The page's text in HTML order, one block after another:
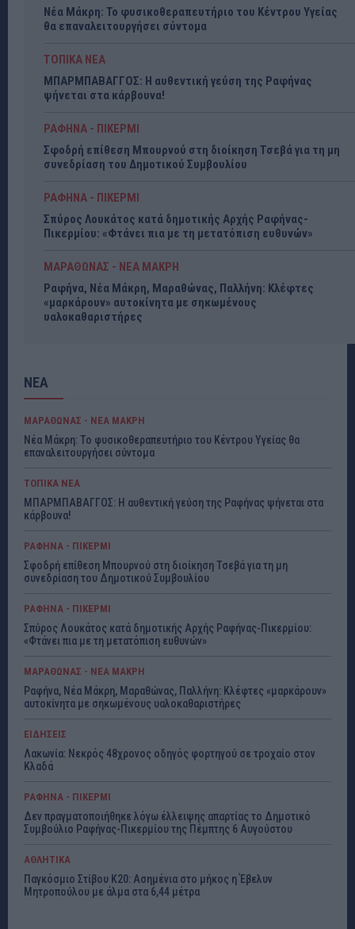
Νέα Μάκρη: Το φυσικοθεραπευτήριο του Κέντρου Υγείας
θα επαναλειτουργήσει σύντομα
ΤΟΠΙΚΑ ΝΕΑ
ΜΠΑΡΜΠΑΒΑΓΓΟΣ: Η αυθεντική γεύση της Ραφήνας
ψήνεται στα κάρβουνα!
ΡΑΦΗΝΑ - ΠΙΚΕΡΜΙ
Σφοδρή επίθεση Μπουρνού στη διοίκηση Τσεβά για τη μη
συνεδρίαση του Δημοτικού Συμβουλίου
ΡΑΦΗΝΑ - ΠΙΚΕΡΜΙ
Σπύρος Λουκάτος κατά δημοτικής Αρχής Ραφήνας-
Πικερμίου: «Φτάνει πια με τη μετατόπιση ευθυνών»
ΜΑΡΑΘΩΝΑΣ - ΝΕΑ ΜΑΚΡΗ
Ραφήνα, Νέα Μάκρη, Μαραθώνας, Παλλήνη: Κλέφτες
«μαρκάρουν» αυτοκίνητα με σηκωμένους
υαλοκαθαριστήρες
ΝΕΑ
ΜΑΡΑΘΩΝΑΣ - ΝΕΑ ΜΑΚΡΗ
Νέα Μάκρη: Το φυσικοθεραπευτήριο του Κέντρου Υγείας θα
επαναλειτουργήσει σύντομα
ΤΟΠΙΚΑ ΝΕΑ
ΜΠΑΡΜΠΑΒΑΓΓΟΣ: Η αυθεντική γεύση της Ραφήνας ψήνεται στα
κάρβουνα!
ΡΑΦΗΝΑ - ΠΙΚΕΡΜΙ
Σφοδρή επίθεση Μπουρνού στη διοίκηση Τσεβά για τη μη
συνεδρίαση του Δημοτικού Συμβουλίου
ΡΑΦΗΝΑ - ΠΙΚΕΡΜΙ
Σπύρος Λουκάτος κατά δημοτικής Αρχής Ραφήνας-Πικερμίου:
«Φτάνει πια με τη μετατόπιση ευθυνών»
ΜΑΡΑΘΩΝΑΣ - ΝΕΑ ΜΑΚΡΗ
Ραφήνα, Νέα Μάκρη, Μαραθώνας, Παλλήνη: Κλέφτες «μαρκάρουν»
αυτοκίνητα με σηκωμένους υαλοκαθαριστήρες
ΕΙΔΗΣΕΙΣ
Λακωνία: Νεκρός 48χρονος οδηγός φορτηγού σε τροχαίο στον
Κλαδά
ΡΑΦΗΝΑ - ΠΙΚΕΡΜΙ
Δεν πραγματοποιήθηκε λόγω έλλειψης απαρτίας το Δημοτικό
Συμβούλιο Ραφήνας-Πικερμίου της Πέμπτης 6 Αυγούστου
ΑΘΛΗΤΙΚΑ
Παγκόσμιο Στίβου Κ20: Ασημένια στο μήκος η Έβελυν
Μητροπούλου με άλμα στα 6,44 μέτρα